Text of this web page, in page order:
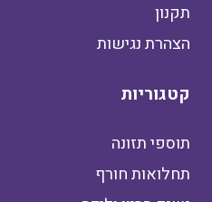
תקנון
הצהרת נגישות
קטגוריות
תוספי תזונה
תחלואות חורף